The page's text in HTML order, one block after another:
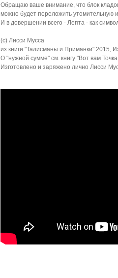
Обращаю ваше внимание, что блок
можно будет переложить утомительную
И в довершении всего - Лепта - как
(с) Лисси Мусса
из книги "Талисманы и Приманки" 2015,
О "нужной сумме" см. книгу "Вот вам
Изготовлено и заряжено лично Лисси